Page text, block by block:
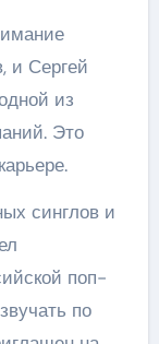
и Сергей
из
Это
синглов и
поп-
по